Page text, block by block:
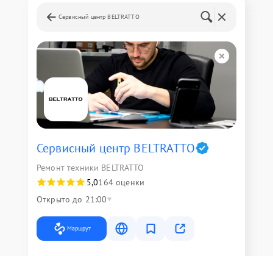
Сервисный центр BELTRATTO
Сервисный центр BELTRATTO
Ремонт техники BELTRATTO
5,0164 оценки
Открыто до 21:00
Маршрут